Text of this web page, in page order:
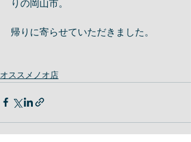
りの岡山市。
帰りに寄らせていただきました。
オススメノオ店